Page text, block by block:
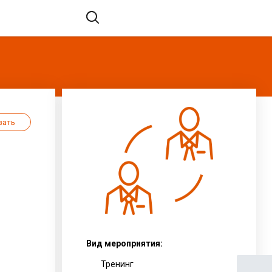
Вид мероприятия:
Тренинг